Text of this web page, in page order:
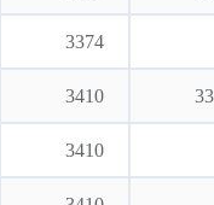
3374
3410
3410